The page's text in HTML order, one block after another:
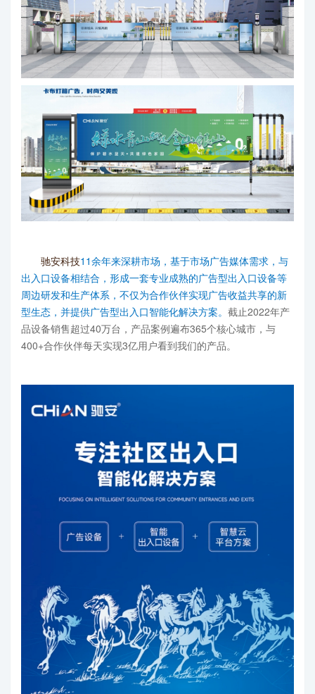
驰安科技11余年来深耕市场，基于市场广告媒体需求，与
出入口设备相结合，形成一套专业成熟的广告型出入口设备等
周边研发和生产体系，不仅为合作伙伴实现广告收益共享的新
型生态，并提供广告型出入口智能化解决方案。 截止2022年产
品设备销售超过40万台，产品案例遍布365个核心城市，与
400+合作伙伴每天实现3亿用户看到我们的产品。